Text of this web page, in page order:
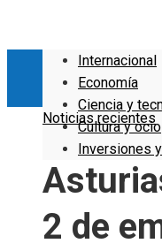
Internacional
Economía
Ciencia y
Cultura y ocio
Inversiones
Noticias recientes
2 de